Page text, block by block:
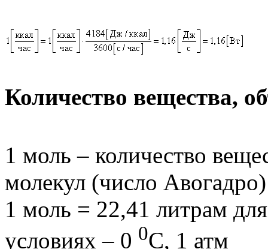
Количество вещества,
1 моль – количество
молекул (число Авогадро)
1 моль = 22,41 литрам
условиях – 0 0С, 1 атм